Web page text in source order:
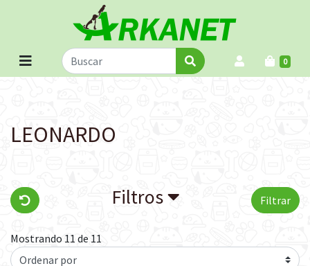
0
LEONARDO
Filtros Filtrar
Mostrando 11 de 11